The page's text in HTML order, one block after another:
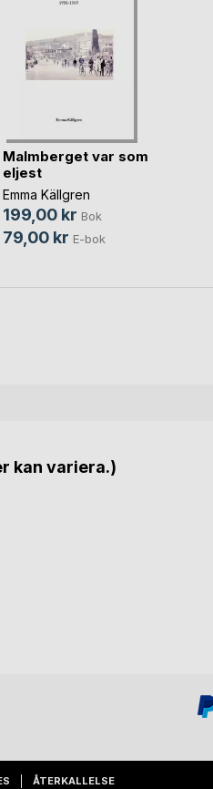
Malmberget var som
eljest
Emma Källgren
199,00 kr Bok
79,00 kr E-bok
kan variera.)
ÅTERKALLELSE